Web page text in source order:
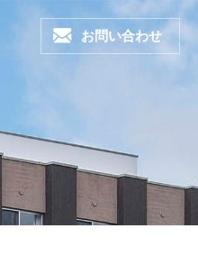
お問い合わせ